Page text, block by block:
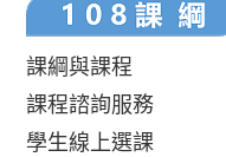
課綱與課程
課程諮詢服務
學生線上選課